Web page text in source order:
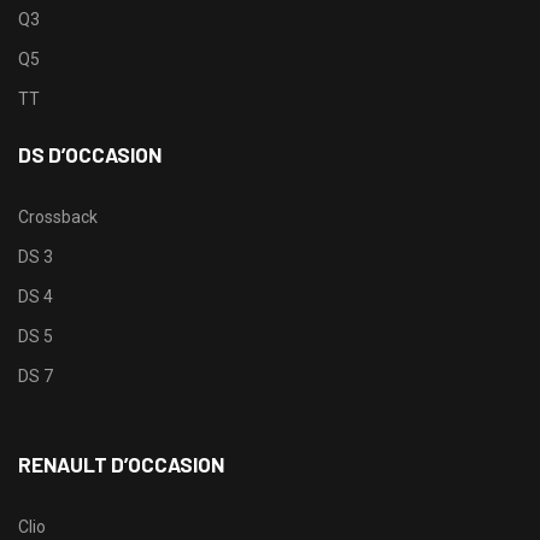
Q3
Q5
TT
DS D’OCCASION
Crossback
DS 3
DS 4
DS 5
DS 7
RENAULT D’OCCASION
Clio